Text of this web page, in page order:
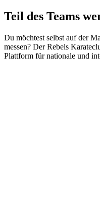
Teil des Teams
Du möchtest selbst auf der
messen? Der Rebels
Plattform für nationale und